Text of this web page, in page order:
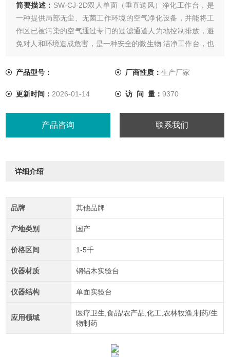
简要描述： SW-CJ-2D双人单面（垂直送风）净化工作台，是
一种提供局部无尘、无菌工作环境的空气净化设备，并能将工
作区已被污染的空气通过专门的过滤通道人为地控制排放，避
免对人和环境造成危害，是一种安全的微生物 洁净工作台，也
产品型号：
厂商性质： 生产厂家
更新时间： 2026-01-14 访 问 量： 9370
产品咨询 联系我们
详细介绍
品牌 其他品牌
产地类别 国产
价格区间 1-5千
仪器材质 钢铝木实验台
仪器结构 单面实验台
应用领域
医疗卫生,食品/农产品,化工,农林牧渔,制药/生
物制药